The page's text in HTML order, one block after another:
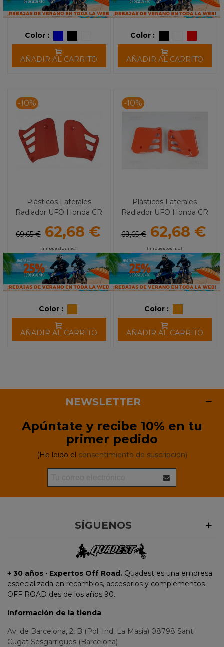
Color :
AÑADIR AL CARRITO
Color :
AÑADIR AL CARRITO
-10%
Plásticos Laterales
Radiador UFO Honda CR
69,65 € 62,68 €
(impuestos inc.)
Color :
AÑADIR AL CARRITO
-10%
Plásticos Laterales
Radiador UFO Honda CR
69,65 € 62,68 €
(impuestos inc.)
Color :
AÑADIR AL CARRITO
NEWSLETTER
Apúntate y recibe 10% en tu
primer pedido
(He leido el consentimiento de suscripción)
SÍGUENOS
+ 30 años · Expertos Off Road. Quadest es una empresa
especializada en recambios, accesorios y complementos
OFF ROAD des de los años 90.
Información de la tienda
Av. de Barcelona, 2, B (Pol. Ind. La Masia) 08798 Sant
Cugat Sesgarrigues (Barcelona)